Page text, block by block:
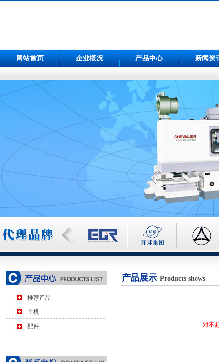
网站首页 企业概况 产品中心 新闻资
推荐产品
主机
配件
产品展示 Products shows
对不